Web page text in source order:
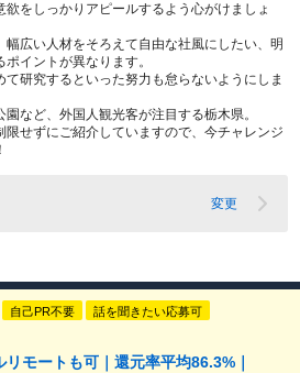
をしっかりアピールするよう心がけましょ
幅広い人材をそろえて自由な社風にしたい、明
イントが異なります。
研究するといった努力も怠らないようにしま
など、外国人観光客が注目する栃木県。
限せずにご紹介していますので、今チャレンジ
変更
自己PR不要 話を聞きたい応募可
モートも可｜還元率平均86.3%｜